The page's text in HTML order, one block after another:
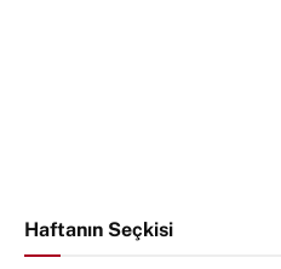
Haftanın Seçkisi